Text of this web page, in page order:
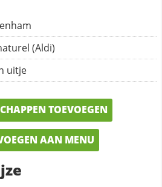
(Aldi)
uitje
TOEVOEGEN
AAN MENU